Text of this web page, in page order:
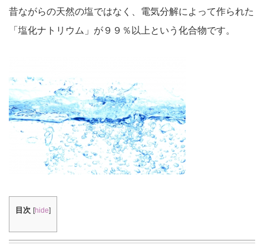
昔ながらの天然の塩ではなく、電気分解によって作られた
「塩化ナトリウム」が９９％以上という化合物です。
目次 [hide]